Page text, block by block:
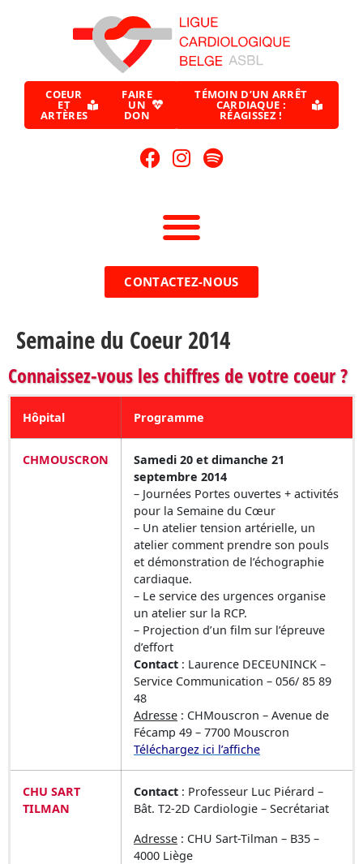
COEUR
ET
ARTÈRES
FAIRE
UN
DON
TÉMOIN D’UN ARRÊT
CARDIAQUE :
RÉAGISSEZ !
CONTACTEZ-NOUS
Semaine du Coeur 2014
Connaissez-vous les chiffres de votre coeur ?
Hôpital Programme
CHMOUSCRON
Samedi 20 et dimanche 21
septembre 2014
– Journées Portes ouvertes + activités
pour la Semaine du Cœur
– Un atelier tension artérielle, un
atelier comment prendre son pouls
et démonstration de l’échographie
cardiaque.
– Le service des urgences organise
un atelier sur la RCP.
– Projection d’un film sur l’épreuve
d’effort
Contact : Laurence DECEUNINCK –
Service Communication – 056/ 85 89
48
Adresse : CHMouscron – Avenue de
Fécamp 49 – 7700 Mouscron
Téléchargez ici l’affiche
CHU SART
TILMAN
Contact : Professeur Luc Piérard –
Bât. T2-2D Cardiologie – Secrétariat
Adresse : CHU Sart-Tilman – B35 –
4000 Liège